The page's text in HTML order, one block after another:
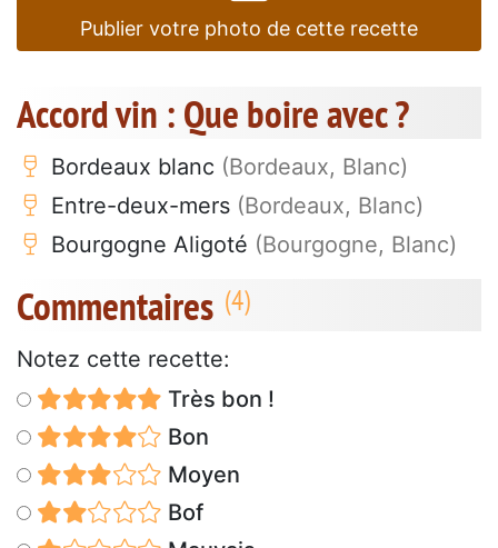
Publier votre photo de cette recette
Accord vin : Que boire avec ?
Bordeaux blanc (Bordeaux, Blanc)
Entre-deux-mers (Bordeaux, Blanc)
Bourgogne Aligoté (Bourgogne, Blanc)
Commentaires
Notez cette recette:
Très bon !
Bon
Moyen
Bof